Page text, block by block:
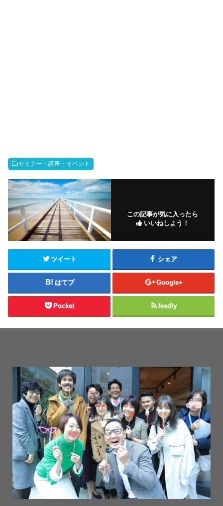
セミナー・講座・イベント
この記事が気に入ったら
いいねしよう！
ツイート シェア
はてブ Google+
Pocket feedly